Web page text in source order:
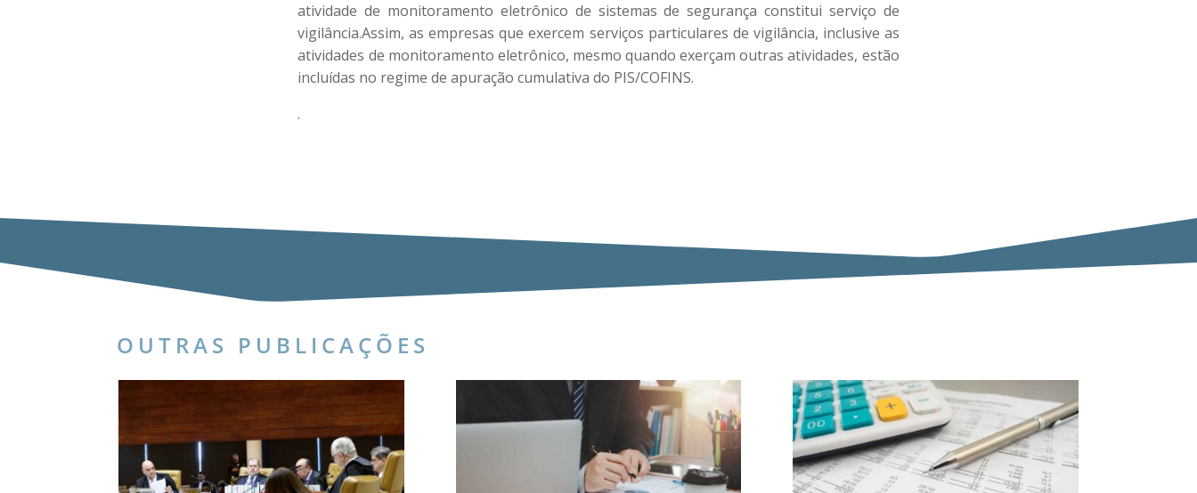
atividade de monitoramento eletrônico de sistemas de segurança constitui serviço de
vigilância.Assim, as empresas que exercem serviços particulares de vigilância, inclusive as
atividades de monitoramento eletrônico, mesmo quando exerçam outras atividades, estão
incluídas no regime de apuração cumulativa do PIS/COFINS.
.
OUTRAS PUBLICAÇÕES